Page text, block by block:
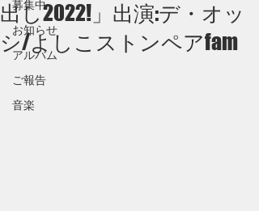
募集中
お知らせ
アルバム
ご報告
音楽
出し2022!」出演:デ・オッ
シ/よしこストンペアfam